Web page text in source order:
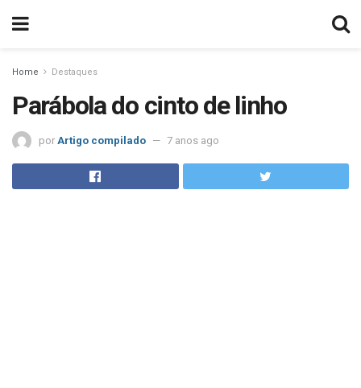
Home Destaques
Parábola do cinto de linho
por Artigo compilado 7 anos ago